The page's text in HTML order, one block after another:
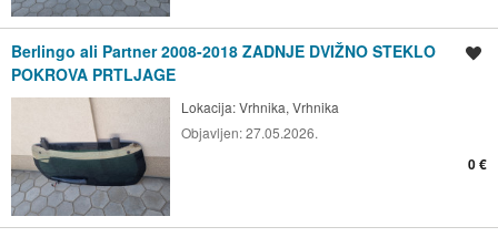
Berlingo ali Partner 2008-2018 ZADNJE DVIŽNO STEKLO
POKROVA PRTLJAGE
Lokacija:Vrhnika, Vrhnika
Objavljen:27.05.2026.
0 €